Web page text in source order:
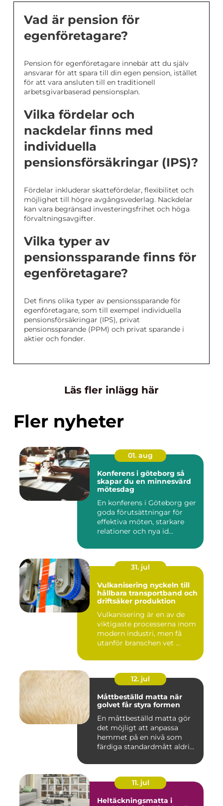
Vad är pension för
egenföretagare?
Pension för egenföretagare innebär att du själv
ansvarar för att spara till din egen pension, istället
för att vara ansluten till en traditionell
arbetsgivarbaserad pensionsplan.
Vilka fördelar och
nackdelar finns med
individuella
pensionsförsäkringar (IPS)?
Fördelar inkluderar skattefördelar, flexibilitet och
möjlighet till högre avgångsvederlag. Nackdelar
kan vara begränsad investeringsfrihet och höga
förvaltningsavgifter.
Vilka typer av
pensionssparande finns för
egenföretagare?
Det finns olika typer av pensionssparande för
egenföretagare, som till exempel individuella
pensionsförsäkringar (IPS), privat
pensionssparande (PPM) och privat sparande i
aktier och fonder.
Läs fler inlägg här
Fler nyheter
01. aug
Konferens i göteborg så
skapar du en minnesvärd
mötesdag
En konferens i Göteborg ger
goda förutsättningar för
effektiva möten, starkare
relationer och nya id...
31. jul
Vulkanisering nyckeln till
hållbara transportband och
driftsäker produktion
Vulkanisering är en av de
viktigaste processerna inom
modern industri, men få
utanför branschen vet ...
12. jul
Måttbeställd matta när
golvet får styra formen
En måttbeställd matta gör
det möjligt att anpassa
hemmet på en nivå som
färdiga standardmått aldrig
11. jul
Heltäckningsmatta i